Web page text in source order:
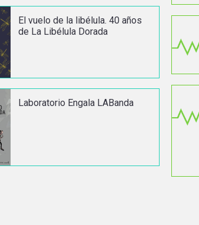
El vuelo de la libélula. 40 años
de La Libélula Dorada
Laboratorio Engala LABanda